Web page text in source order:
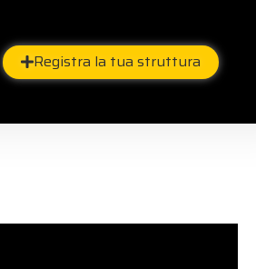
Registra la tua struttura